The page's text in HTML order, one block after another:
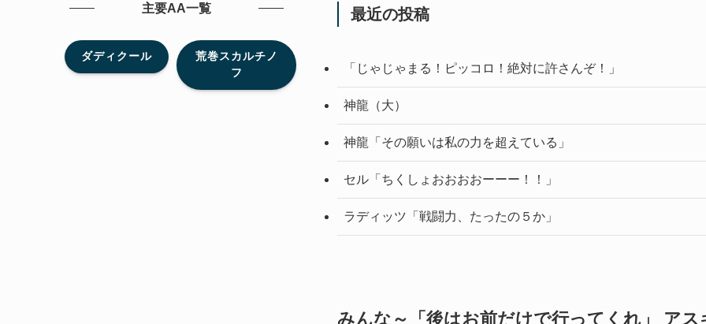
最近の投稿
「じゃじゃまる！ピッコロ！絶対に許さんぞ！」
神龍（大）
神龍「その願いは私の力を超えている」
セル「ちくしょおおおおーーー！！」
ラディッツ「戦闘力、たったの５か」
みんな～「後はお前だけで行ってくれ」 アス
主要AA一覧
ダディクール
荒巻スカルチノ
フ